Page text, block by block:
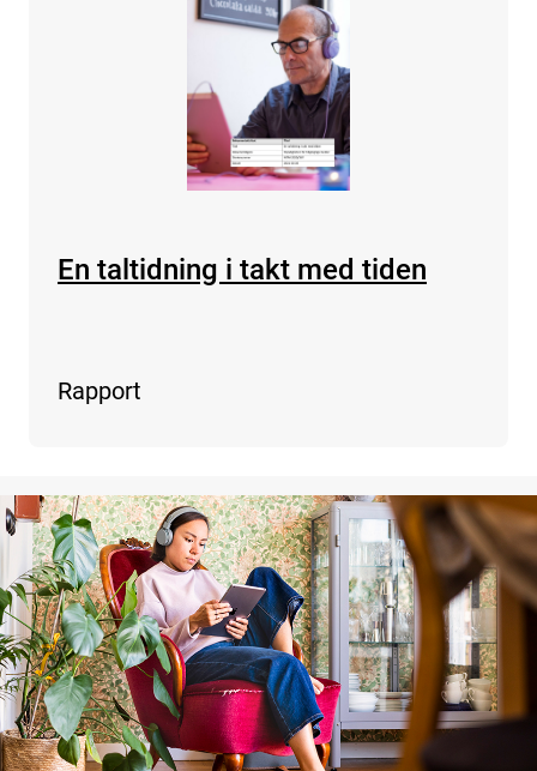
En taltidning i takt med tiden
Rapport